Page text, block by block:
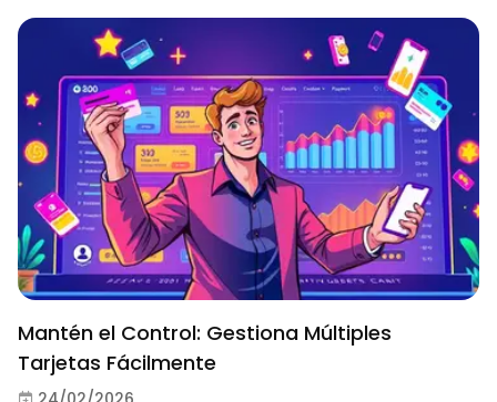
Mantén el Control: Gestiona Múltiples
Tarjetas Fácilmente